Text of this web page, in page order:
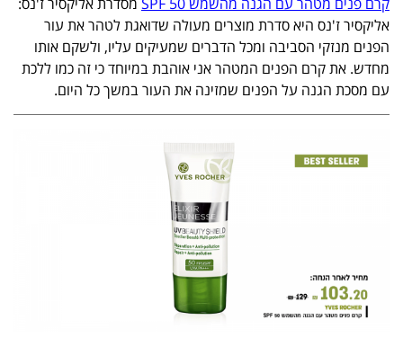
אליקסיר ז'נס היא סדרת מוצרים מעולה שדואגת לטהר את עור
הפנים מנזקי הסביבה ומכל הדברים שמעיקים עליו, ולשקם אותו
מחדש. את קרם הפנים המטהר אני אוהבת במיוחד כי זה כמו ללכת
עם מסכת הגנה על הפנים שמזינה את העור במשך כל היום.